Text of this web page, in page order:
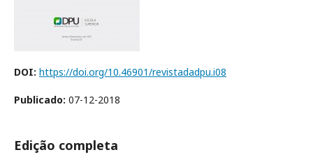
DOI: https://doi.org/10.46901/revistadadpu.i08
Publicado: 07-12-2018
Edição completa